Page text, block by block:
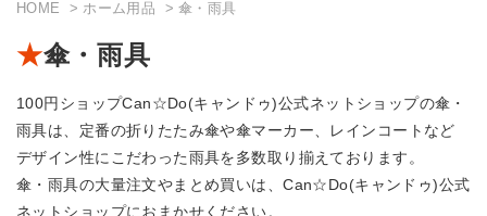
HOME ホーム用品 傘・雨具
傘・雨具
100円ショップCan☆Do(キャンドゥ)公式ネットショップの傘・
雨具は、定番の折りたたみ傘や傘マーカー、レインコートなど
デザイン性にこだわった雨具を多数取り揃えております。
傘・雨具の大量注文やまとめ買いは、Can☆Do(キャンドゥ)公式
ネットショップにおまかせください。